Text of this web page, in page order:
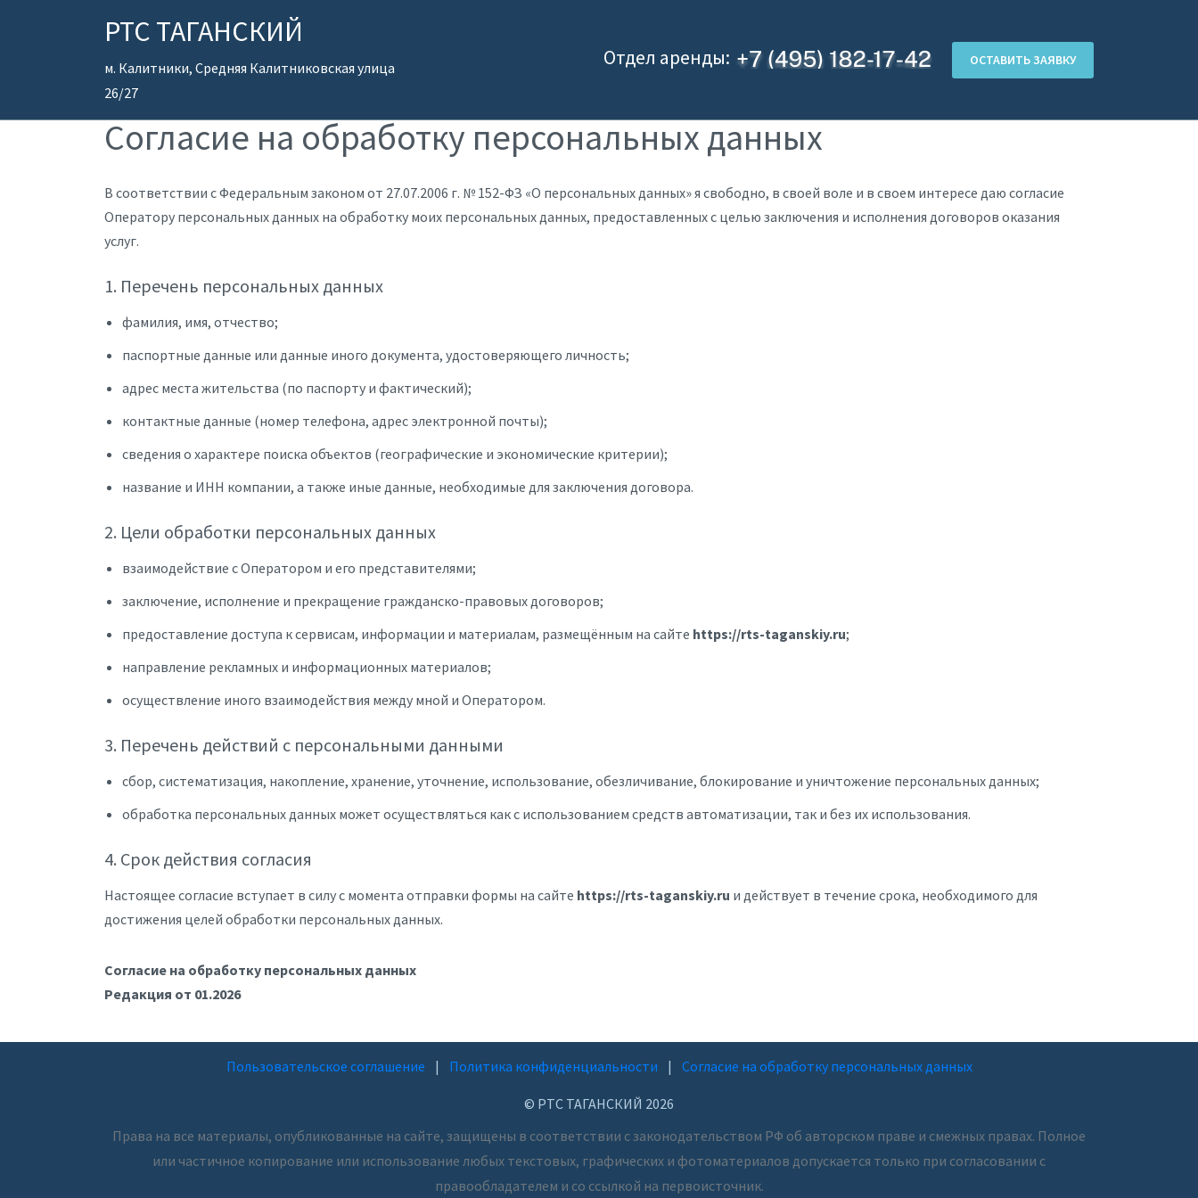
РТС ТАГАНСКИЙ
м. Калитники, Средняя Калитниковская улица
26/27
Отдел аренды: ОСТАВИТЬ ЗАЯВКУ
Согласие на обработку персональных данных
В соответствии с Федеральным законом от 27.07.2006 г. № 152-ФЗ «О персональных данных» я свободно, в своей воле и в своем интересе даю согласие
Оператору персональных данных на обработку моих персональных данных, предоставленных с целью заключения и исполнения договоров оказания
услуг.
1. Перечень персональных данных
фамилия, имя, отчество;
паспортные данные или данные иного документа, удостоверяющего личность;
адрес места жительства (по паспорту и фактический);
контактные данные (номер телефона, адрес электронной почты);
сведения о характере поиска объектов (географические и экономические критерии);
название и ИНН компании, а также иные данные, необходимые для заключения договора.
2. Цели обработки персональных данных
взаимодействие с Оператором и его представителями;
заключение, исполнение и прекращение гражданско-правовых договоров;
предоставление доступа к сервисам, информации и материалам, размещённым на сайте https://rts-taganskiy.ru;
направление рекламных и информационных материалов;
осуществление иного взаимодействия между мной и Оператором.
3. Перечень действий с персональными данными
сбор, систематизация, накопление, хранение, уточнение, использование, обезличивание, блокирование и уничтожение персональных данных;
обработка персональных данных может осуществляться как с использованием средств автоматизации, так и без их использования.
4. Срок действия согласия
Настоящее согласие вступает в силу с момента отправки формы на сайте https://rts-taganskiy.ru и действует в течение срока, необходимого для
достижения целей обработки персональных данных.
Согласие на обработку персональных данных
Редакция от 01.2026
Пользовательское соглашение | Политика конфиденциальности | Согласие на обработку персональных данных
© РТС ТАГАНСКИЙ 2026
Права на все материалы, опубликованные на сайте, защищены в соответствии с законодательством РФ об авторском праве и смежных правах. Полное
или частичное копирование или использование любых текстовых, графических и фотоматериалов допускается только при согласовании с
правообладателем и со ссылкой на первоисточник.